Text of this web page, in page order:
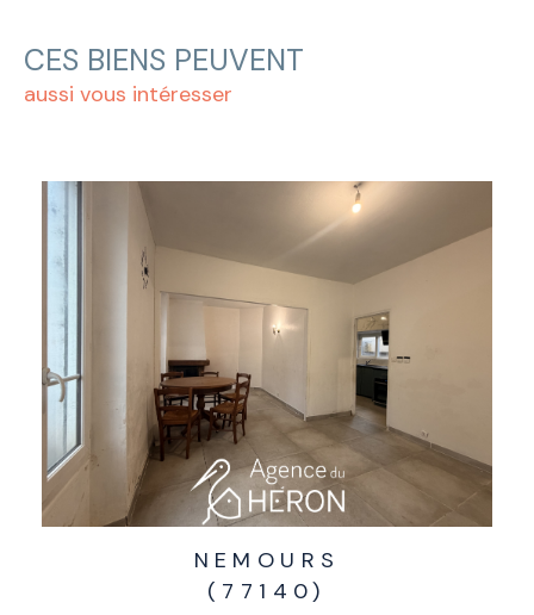
CES BIENS PEUVENT
aussi vous intéresser
NEMOURS
(77140)